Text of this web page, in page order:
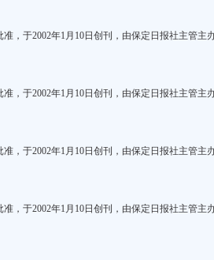
准，于2002年1月10日创刊，由保定日报社主管
准，于2002年1月10日创刊，由保定日报社主管
准，于2002年1月10日创刊，由保定日报社主管
准，于2002年1月10日创刊，由保定日报社主管